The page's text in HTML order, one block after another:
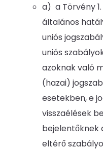
a) a Törvény
általános
uniós
uniós
azoknak való
(hazai)
esetekben, e
visszaélések
bejelentőknek
eltérő